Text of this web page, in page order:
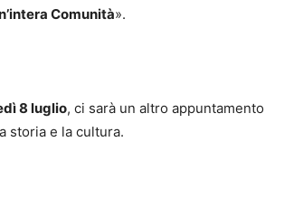
Comunità».
8 luglio, ci sarà un altro appuntamento
storia e la cultura.